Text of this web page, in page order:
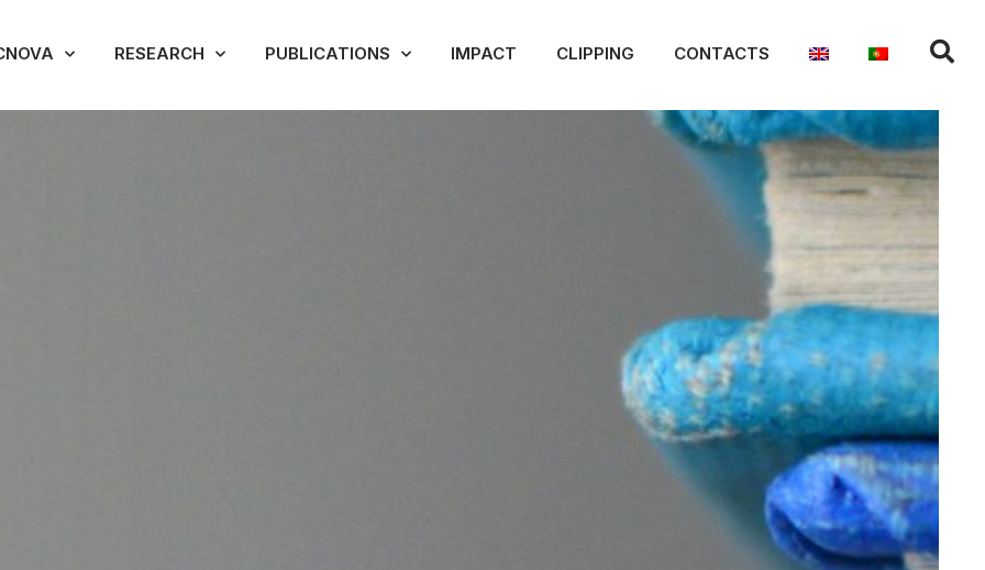
RESEARCH PUBLICATIONS IMPACT CLIPPING CONTACTS